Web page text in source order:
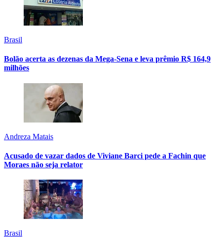
Brasil
Bolão acerta as dezenas da Mega-Sena e leva prêmio R$ 164,9
milhões
Andreza Matais
Acusado de vazar dados de Viviane Barci pede a Fachin que
Moraes não seja relator
Brasil